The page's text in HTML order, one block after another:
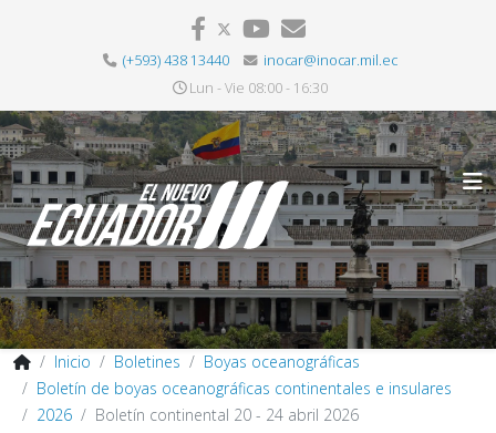
(+593) 438 13440
inocar@inocar.mil.ec
Lun - Vie 08:00 - 16:30
Inicio Boletines
Boyas oceanográficas
Boletín de boyas oceanográficas continentales e insulares
2026
Boletín continental 20 - 24 abril 2026